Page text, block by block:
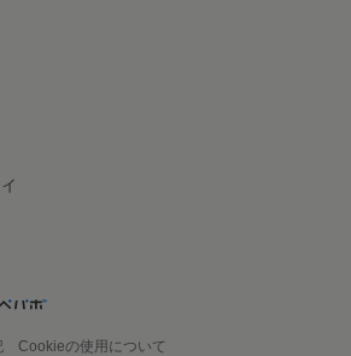
Cookieの使用について